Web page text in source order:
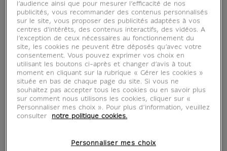
Étienne-Maurice Falconet (1716 - 1791)
L'Amour menaçant
Commandée par Madame de Pompadour pour
l'hôtel d'Evreux à Paris vers 1757
Marbre - H. : 0,48 m. ; L. : 0,34 m. ; Pr. : 0,22
m.
L'œuvre orna les jardins de la demeure
parisienne de Madame de Pompadour, l'actuel
palais de l'Élysée. Cupidon, dieu...
l’audience ainsi que pour mesurer l’efficacité de nos
publicités, vous recommander des contenus personnalisés
sur le site, vous proposer des publicités adaptées à vos
centres d'intérêts, des contenus interactifs, des vidéos. A
l’exception de ceux nécessaires au fonctionnement du
site, les cookies ne peuvent être déposés qu’avec votre
consentement. Vous pouvez exprimer vos choix en
utilisant les boutons ci-après et changer d’avis à tout
moment en cliquant sur la rubrique « Gérer les cookies »
située en bas de chaque page du site. Si vous ne
souhaitez pas accepter tous les cookies ou en savoir plus
sur comment nous utilisons les cookies, cliquer sur «
Personnaliser mes choix ». Pour plus d’information, veuillez
consulter
notre politique cookies.
Personnaliser mes choix